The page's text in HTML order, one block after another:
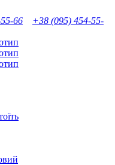
66
+38 (095) 454-55-